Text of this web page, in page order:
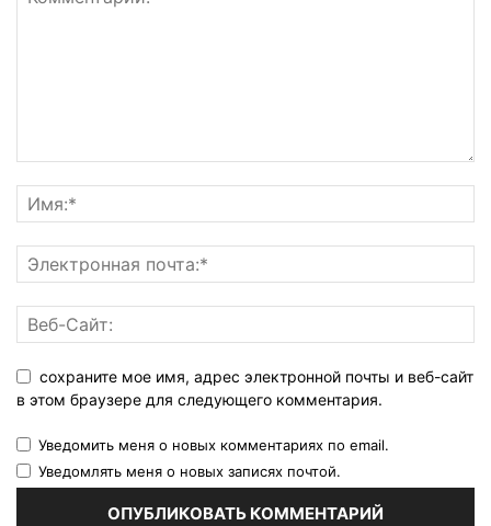
сохраните мое имя, адрес электронной почты и веб-сайт
в этом браузере для следующего комментария.
Уведомить меня о новых комментариях по email.
Уведомлять меня о новых записях почтой.